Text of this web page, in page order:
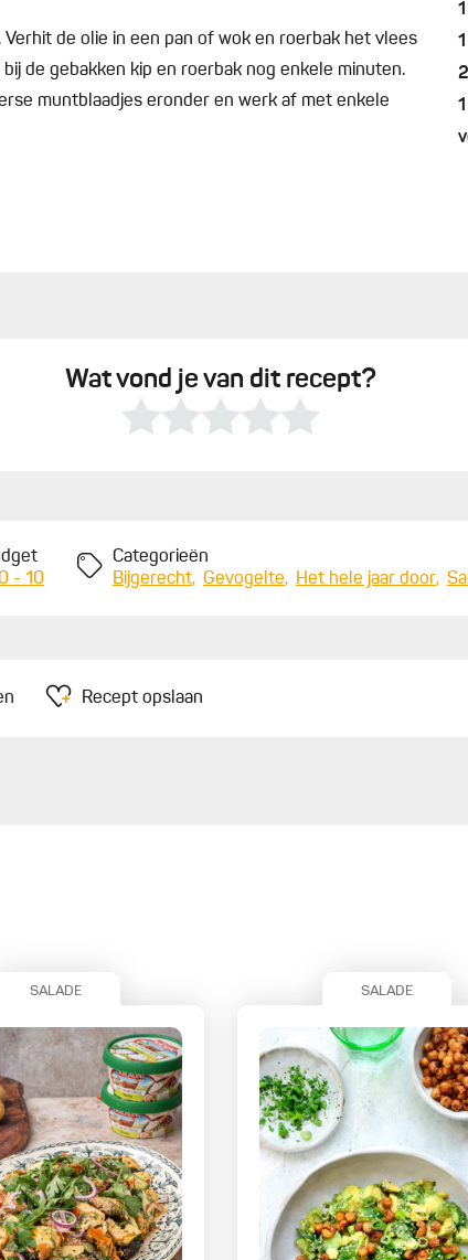
1
1
2
1
de olie in een pan of wok en roerbak het vlees
de gebakken kip en roerbak nog enkele minuten.
muntblaadjes eronder en werk af met enkele
Wat vond je van dit recept?
- 10
Categorieën
Bijgerecht
Gevogelte Het hele jaar door
Recept opslaan
SALADE SALADE